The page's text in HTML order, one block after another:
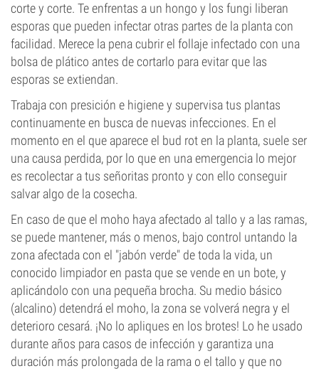
corte y corte. Te enfrentas a un hongo y los fungi liberan
esporas que pueden infectar otras partes de la planta con
facilidad. Merece la pena cubrir el follaje infectado con una
bolsa de plático antes de cortarlo para evitar que las
esporas se extiendan.
Trabaja con presición e higiene y supervisa tus plantas
continuamente en busca de nuevas infecciones. En el
momento en el que aparece el bud rot en la planta, suele ser
una causa perdida, por lo que en una emergencia lo mejor
es recolectar a tus señoritas pronto y con ello conseguir
salvar algo de la cosecha.
En caso de que el moho haya afectado al tallo y a las ramas,
se puede mantener, más o menos, bajo control untando la
zona afectada con el "jabón verde" de toda la vida, un
conocido limpiador en pasta que se vende en un bote, y
aplicándolo con una pequeña brocha. Su medio básico
(alcalino) detendrá el moho, la zona se volverá negra y el
deterioro cesará. ¡No lo apliques en los brotes! Lo he usado
durante años para casos de infección y garantiza una
duración más prolongada de la rama o el tallo y que no